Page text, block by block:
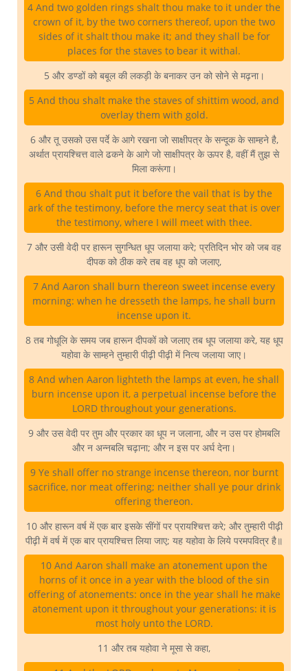
4 And two golden rings shalt thou make to it under the
crown of it, by the two corners thereof, upon the two
sides of it shalt thou make it; and they shall be for
places for the staves to bear it withal.
5 और डण्डों को बबूल की लकड़ी के बनाकर उन को सोने से मढ़ना।
5 And thou shalt make the staves of shittim wood, and
overlay them with gold.
6 और तू उसको उस पर्दे के आगे रखना जो साक्षीपत्र के सन्दूक के साम्हने है,
अर्थात प्रायश्चित्त वाले ढकने के आगे जो साक्षीपत्र के ऊपर है, वहीं मैं तुझ से
मिला करूंगा।
6 And thou shalt put it before the vail that is by the
ark of the testimony, before the mercy seat that is over
the testimony, where I will meet with thee.
7 और उसी वेदी पर हारून सुगन्धित धूप जलाया करे; प्रतिदिन भोर को जब वह
दीपक को ठीक करे तब वह धूप को जलाए,
7 And Aaron shall burn thereon sweet incense every
morning: when he dresseth the lamps, he shall burn
incense upon it.
8 तब गोधूलि के समय जब हारून दीपकों को जलाए तब धूप जलाया करे, यह धूप
यहोवा के साम्हने तुम्हारी पीढ़ी पीढ़ी में नित्य जलाया जाए।
8 And when Aaron lighteth the lamps at even, he shall
burn incense upon it, a perpetual incense before the
LORD throughout your generations.
9 और उस वेदी पर तुम और प्रकार का धूप न जलाना, और न उस पर होमबलि
और न अन्नबलि चढ़ाना; और न इस पर अर्घ देना।
9 Ye shall offer no strange incense thereon, nor burnt
sacrifice, nor meat offering; neither shall ye pour drink
offering thereon.
10 और हारून वर्ष में एक बार इसके सींगों पर प्रायश्चित्त करे; और तुम्हारी पीढ़ी
पीढ़ी में वर्ष में एक बार प्रायश्चित्त लिया जाए; यह यहोवा के लिये परमपवित्र है॥
10 And Aaron shall make an atonement upon the
horns of it once in a year with the blood of the sin
offering of atonements: once in the year shall he make
atonement upon it throughout your generations: it is
most holy unto the LORD.
11 और तब यहोवा ने मूसा से कहा,